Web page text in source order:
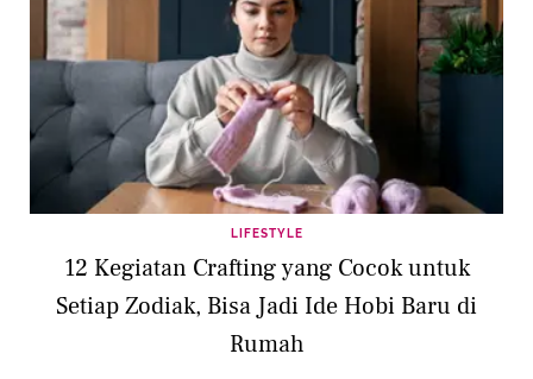
LIFESTYLE
12 Kegiatan Crafting yang Cocok untuk
Setiap Zodiak, Bisa Jadi Ide Hobi Baru di
Rumah